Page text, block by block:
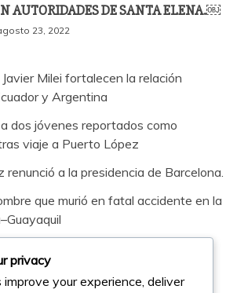
AUTORIDADES DE SANTA ELENA.￼
23, 2022
Milei fortalecen la relación
y Argentina
dos jóvenes reportados como
viaje a Puerto López
a la presidencia de Barcelona.
que murió en fatal accidente en la
privacy
improve your experience, deliver